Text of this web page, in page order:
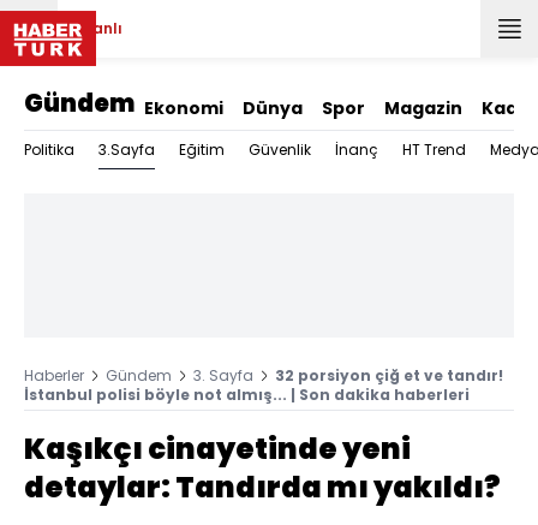
Canlı
Gündem Ekonomi Dünya Spor Magazin Kadın
Politika 3.Sayfa Eğitim Güvenlik İnanç HT Trend
Haberler Gündem 3. Sayfa
32 porsiyon çiğ et ve tandır!
İstanbul polisi böyle not almış... | Son dakika haberleri
Kaşıkçı cinayetinde yeni
detaylar: Tandırda mı yakıldı?